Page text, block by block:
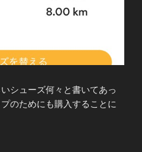
シューズ何々と書いてあっ
のためにも購入することに